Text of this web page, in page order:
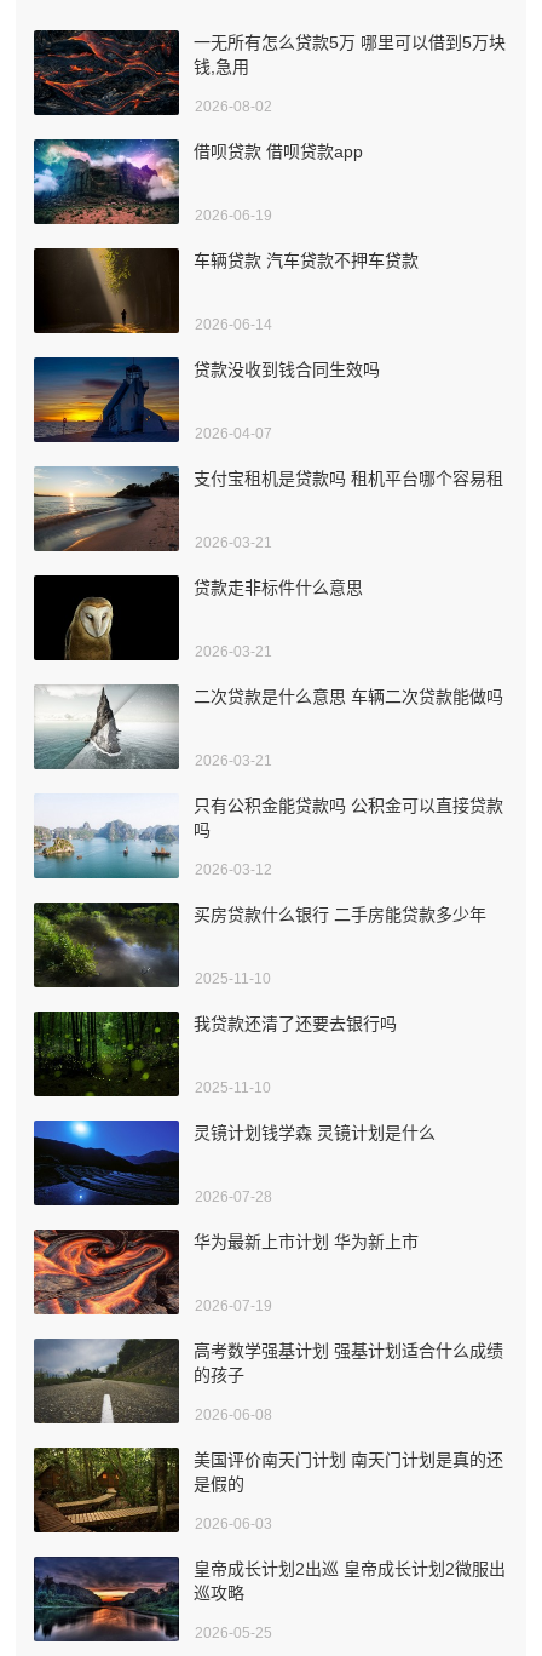
一无所有怎么贷款5万 哪里可以借到5万块
钱,急用
2026-08-02
借呗贷款 借呗贷款app
2026-06-19
车辆贷款 汽车贷款不押车贷款
2026-06-14
贷款没收到钱合同生效吗
2026-04-07
支付宝租机是贷款吗 租机平台哪个容易租
2026-03-21
贷款走非标件什么意思
2026-03-21
二次贷款是什么意思 车辆二次贷款能做吗
2026-03-21
只有公积金能贷款吗 公积金可以直接贷款
吗
2026-03-12
买房贷款什么银行 二手房能贷款多少年
2025-11-10
我贷款还清了还要去银行吗
2025-11-10
灵镜计划钱学森 灵镜计划是什么
2026-07-28
华为最新上市计划 华为新上市
2026-07-19
高考数学强基计划 强基计划适合什么成绩
的孩子
2026-06-08
美国评价南天门计划 南天门计划是真的还
是假的
2026-06-03
皇帝成长计划2出巡 皇帝成长计划2微服出
巡攻略
2026-05-25